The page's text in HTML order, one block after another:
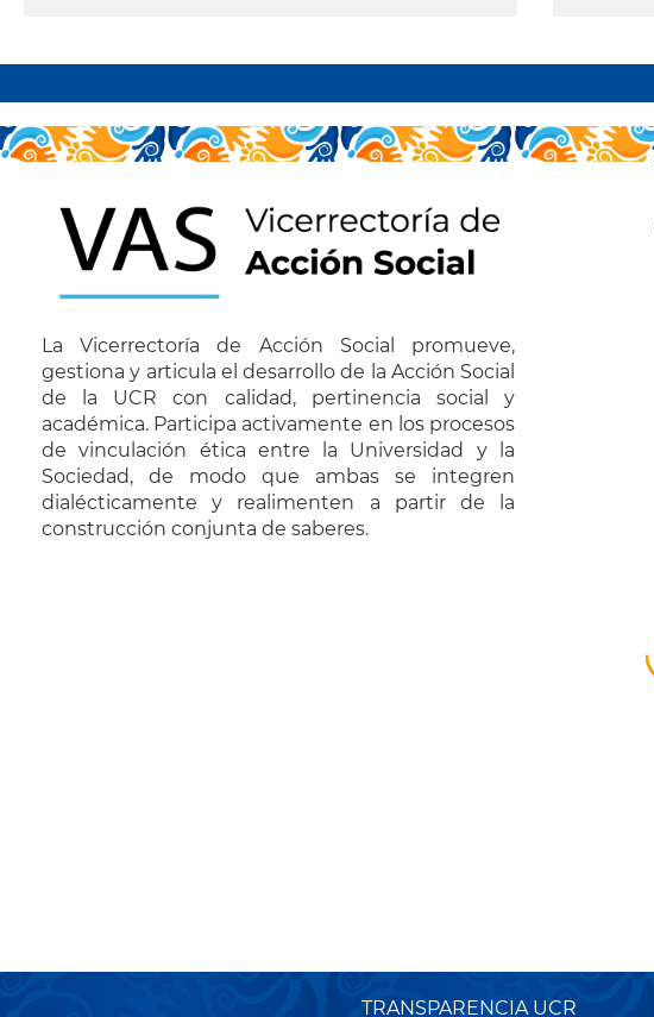
La Vicerrectoría de Acción Social promueve,
gestiona y articula el desarrollo de la Acción Social
de la UCR con calidad, pertinencia social y
académica. Participa activamente en los procesos
de vinculación ética entre la Universidad y la
Sociedad, de modo que ambas se integren
dialécticamente y realimenten a partir de la
construcción conjunta de saberes.
TRANSPARENCIA UCR